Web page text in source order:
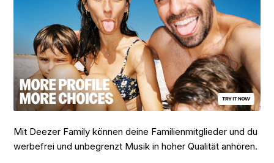
Mit Deezer Family können deine Familienmitglieder und du
werbefrei und unbegrenzt Musik in hoher Qualität anhören.